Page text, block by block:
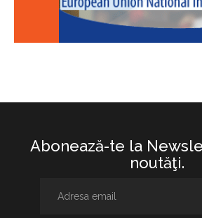
Abonează-te la
noutăţi.